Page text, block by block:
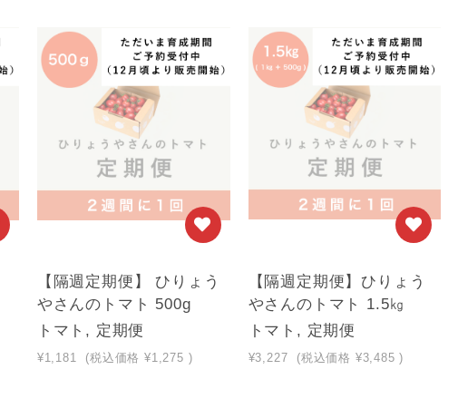
【隔週定期便】 ひりょう
やさんのトマト 500g
トマト, 定期便
¥1,181 (税込価格 ¥1,275 )
【隔週定期便】ひりょう
やさんのトマト 1.5㎏
トマト, 定期便
¥3,227 (税込価格 ¥3,485 )